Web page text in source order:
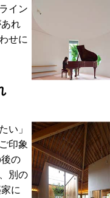
イン
れ
せに
い」
印象
の
別の
に